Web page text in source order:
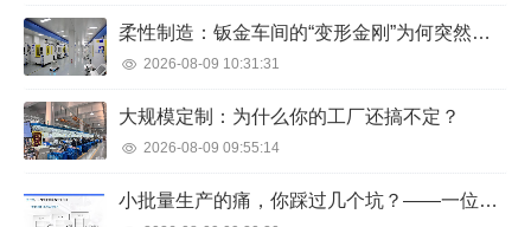
柔性制造：钣金车间的“变形金刚”为何突然不香了？
2026-08-09 10:31:31
大规模定制：为什么你的工厂还搞不定？
2026-08-09 09:55:14
小批量生产的痛，你踩过几个坑？——一位工艺老手的真心话